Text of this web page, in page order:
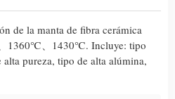
de la manta de fibra cerámica
1360℃、1430℃. Incluye: tipo
pureza, tipo de alta alúmina,